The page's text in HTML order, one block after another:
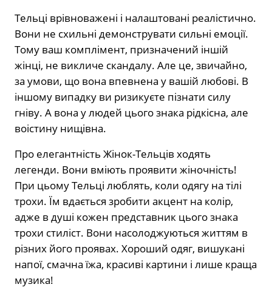
Тельці врівноважені і налаштовані реалістично.
Вони не схильні демонструвати сильні емоції.
Тому ваш комплімент, призначений іншій
жінці, не викличе скандалу. Але це, звичайно,
за умови, що вона впевнена у вашій любові. В
іншому випадку ви ризикуєте пізнати силу
гніву. А вона у людей цього знака рідкісна, але
воістину нищівна.
Про елегантність Жінок-Тельців ходять
легенди. Вони вміють проявити жіночність!
При цьому Тельці люблять, коли одягу на тілі
трохи. Їм вдається зробити акцент на колір,
адже в душі кожен представник цього знака
трохи стиліст. Вони насолоджуються життям в
різних його проявах. Хороший одяг, вишукані
напої, смачна їжа, красиві картини і лише краща
музика!